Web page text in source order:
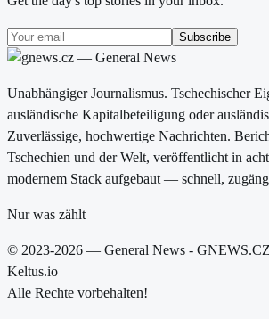
Subscribe
Unabhängiger Journalismus. Tschechischer
ausländische Kapitalbeteiligung oder
Zuverlässige, hochwertige Nachrichten.
Tschechien und der Welt, veröffentlicht in
modernem Stack aufgebaut — schnell,
Nur was zählt
© 2023-2026 — General News -
Keltus.io
Alle Rechte vorbehalten!